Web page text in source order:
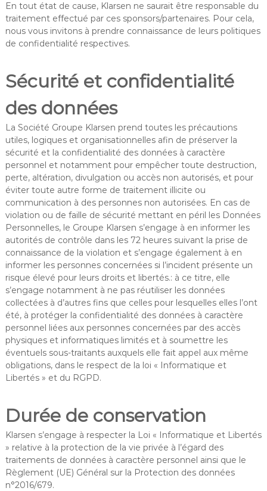
En tout état de cause, Klarsen ne saurait être responsable du
traitement effectué par ces sponsors/partenaires. Pour cela,
nous vous invitons à prendre connaissance de leurs politiques
de confidentialité respectives.
Sécurité et confidentialité
des données
La Société Groupe Klarsen prend toutes les précautions
utiles, logiques et organisationnelles afin de préserver la
sécurité et la confidentialité des données à caractère
personnel et notamment pour empêcher toute destruction,
perte, altération, divulgation ou accès non autorisés, et pour
éviter toute autre forme de traitement illicite ou
communication à des personnes non autorisées. En cas de
violation ou de faille de sécurité mettant en péril les Données
Personnelles, le Groupe Klarsen s’engage à en informer les
autorités de contrôle dans les 72 heures suivant la prise de
connaissance de la violation et s’engage également à en
informer les personnes concernées si l’incident présente un
risque élevé pour leurs droits et libertés.: à ce titre, elle
s’engage notamment à ne pas réutiliser les données
collectées à d’autres fins que celles pour lesquelles elles l’ont
été, à protéger la confidentialité des données à caractère
personnel liées aux personnes concernées par des accès
physiques et informatiques limités et à soumettre les
éventuels sous-traitants auxquels elle fait appel aux même
obligations, dans le respect de la loi « Informatique et
Libertés » et du RGPD.
Durée de conservation
Klarsen s’engage à respecter la Loi « Informatique et Libertés
» relative à la protection de la vie privée à l’égard des
traitements de données à caractère personnel ainsi que le
Règlement (UE) Général sur la Protection des données
n°2016/679.